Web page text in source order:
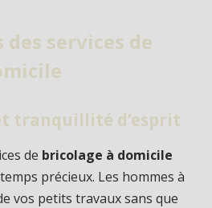
des services de
tranquillité d’esprit
de bricolage à domicile
précieux. Les hommes à
vos petits travaux sans que